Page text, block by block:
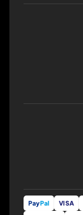
PayPal VISA